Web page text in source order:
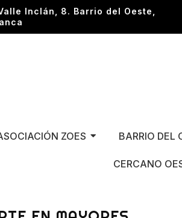
Inclán, 8. Barrio del Oeste,
ZOES BARRIO DEL
CERCANO